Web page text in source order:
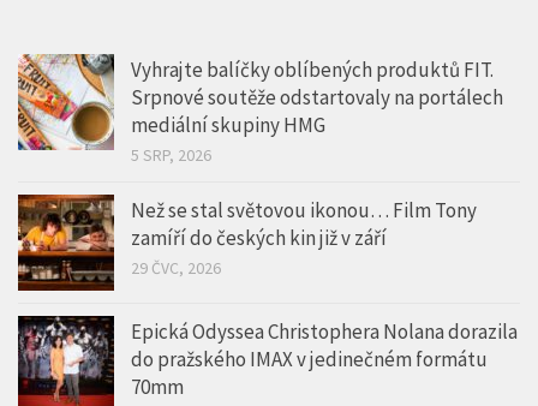
Než se stal světovou ikonou… Film Tony
zamíří do českých kin již v září
29 ČVC, 2026
Epická Odyssea Christophera Nolana dorazila
do pražského IMAX v jedinečném formátu
70mm
Léto v kině a šance na Volvo. Cinema City
odmění každou návštěvu